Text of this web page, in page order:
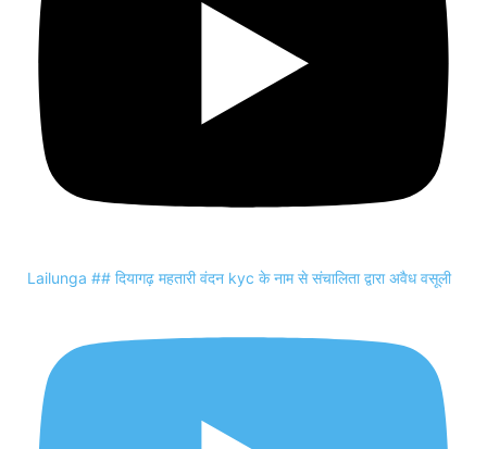
Lailunga ## दियागढ़ महतारी वंदन kyc के नाम से संचालिता द्वारा अवैध वसूली